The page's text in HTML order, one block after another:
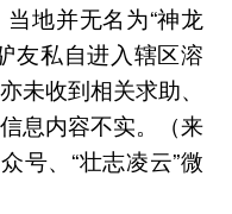
地并无名为“神龙
友私自进入辖区溶
未收到相关求助、
息内容不实。（来
号、“壮志凌云”微